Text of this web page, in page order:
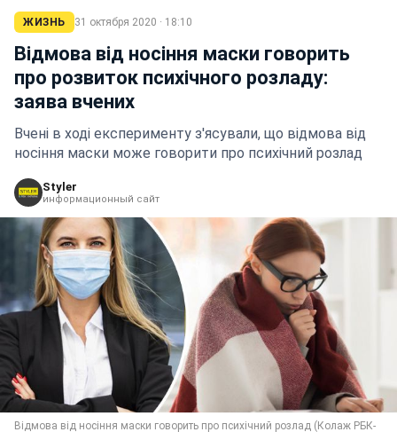
ЖИЗНЬ 31 октября 2020 · 18:10
Відмова від носіння маски говорить
про розвиток психічного розладу:
заява вчених
Вчені в ході експерименту з'ясували, що відмова від
носіння маски може говорити про психічний розлад
Styler
информационный сайт
Відмова від носіння маски говорить про психічний розлад (Колаж РБК-